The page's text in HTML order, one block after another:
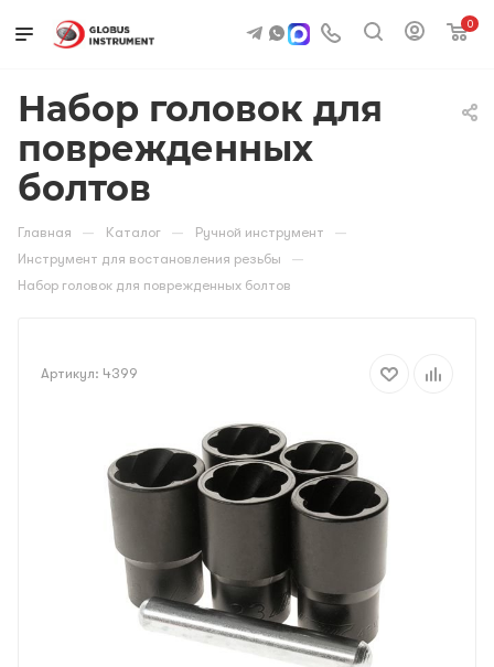
0
Набор головок для
поврежденных
болтов
Главная — Каталог — Ручной инструмент —
Инструмент для востановления резьбы —
Набор головок для поврежденных болтов
Артикул: 4399